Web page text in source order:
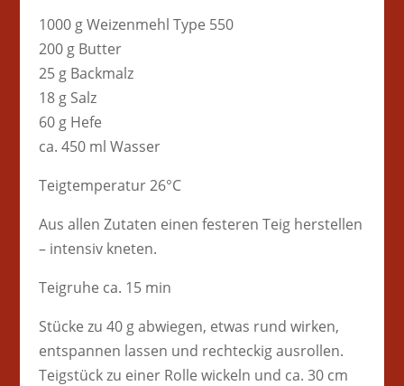
1000 g Weizenmehl Type 550
200 g Butter
25 g Backmalz
18 g Salz
60 g Hefe
ca. 450 ml Wasser
Teigtemperatur 26°C
Aus allen Zutaten einen festeren Teig herstellen
– intensiv kneten.
Teigruhe ca. 15 min
Stücke zu 40 g abwiegen, etwas rund wirken,
entspannen lassen und rechteckig ausrollen.
Teigstück zu einer Rolle wickeln und ca. 30 cm